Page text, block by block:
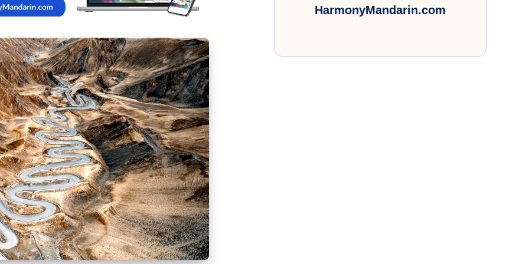
HarmonyMandarin.com